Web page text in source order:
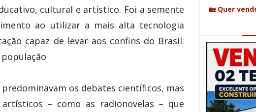
cultural e artístico. Foi a semente
ao utilizar a mais alta tecnologia
capaz de levar aos confins do Brasil:
os debates científicos, mas
– como as radionovelas – que
🏡 Quer